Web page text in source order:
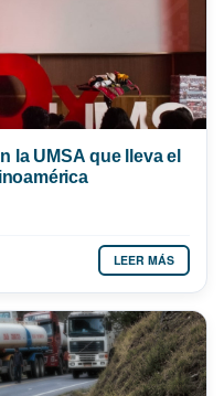
la UMSA que lleva el
LEER MÁS